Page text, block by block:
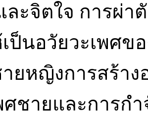
ละจิตใจ การผ่า
ป็นอวัยวะเพศข
ยหญิงการสร้าง
ศชายและการก